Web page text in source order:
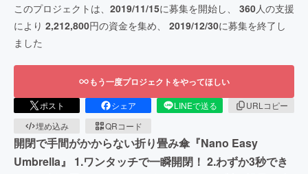
このプロジェクトは、 2019/11/15に募集を開始し、 360人の支援
により 2,212,800円の資金を集め、 2019/12/30に募集を終了し
ました
もう一度プロジェクトをやってほしい
ポスト シェア LINEで送る
URLコピー
埋め込み
QRコード
開閉で手間がかからない折り畳み傘『Nano Easy
Umbrella』 1.ワンタッチで一瞬開閉！ 2.わずか3秒でき